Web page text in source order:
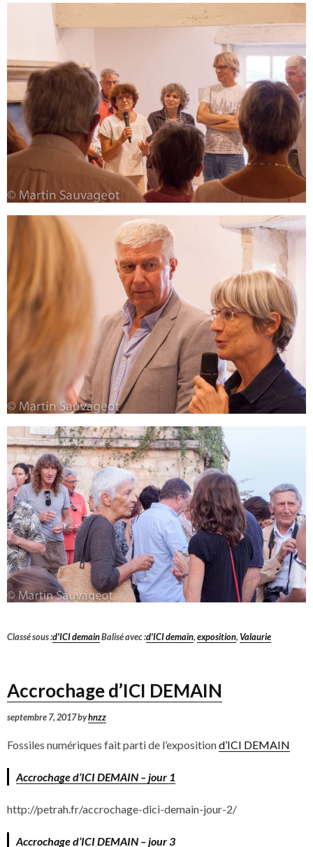
Classé sous :d'ICI demainBalisé avec :d'ICI demain,exposition,Valaurie
Accrochage d’ICI DEMAIN
septembre 7, 2017byhnzz
Fossiles numériques fait parti de l’expositiond’ICI DEMAIN
Accrochage d’ICI DEMAIN – jour 1
http://petrah.fr/accrochage-dici-demain-jour-2/
Accrochage d’ICI DEMAIN – jour 3